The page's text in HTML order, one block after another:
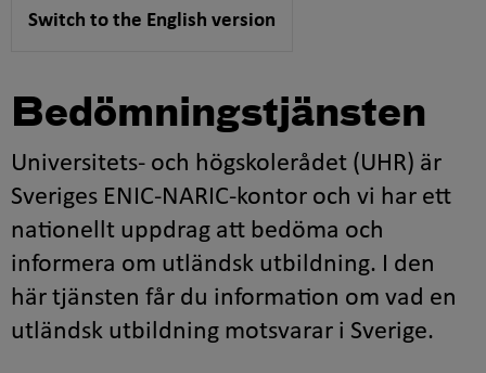
Switch to the English version
Bedömningstjänsten
Universitets- och högskolerådet (UHR) är
Sveriges ENIC-NARIC-kontor och vi har ett
nationellt uppdrag att bedöma och
informera om utländsk utbildning. I den
här tjänsten får du information om vad en
utländsk utbildning motsvarar i Sverige.